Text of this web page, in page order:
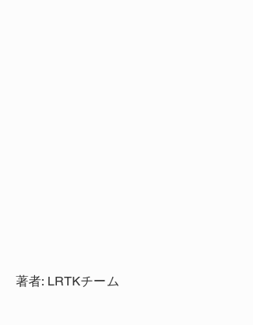
著者: LRTKチーム